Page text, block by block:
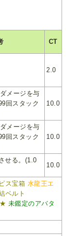
CT
2.0
メージを与
回スタック
10.0
メージを与
回スタック
10.0
せる。(1.0
10.0
ス宝箱 水龍王エ
ベルト
未鑑定のアバタ